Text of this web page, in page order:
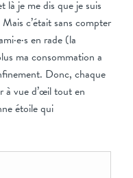
là je me dis que je suis
c’était sans compter
en rade (la
ma consommation a
Donc, chaque
à vue d’œil tout en
étoile qui